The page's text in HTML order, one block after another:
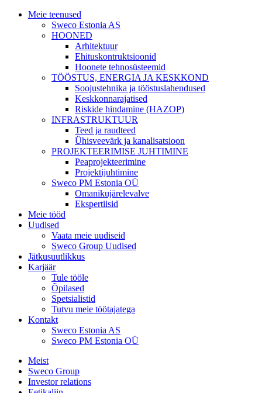
Meie teenused
Sweco Estonia AS
HOONED
Arhitektuur
Ehituskontruktsioonid
Hoonete tehnosüsteemid
TÖÖSTUS, ENERGIA JA KESKKOND
Soojustehnika ja tööstuslahendused
Keskkonnarajatised
Riskide hindamine (HAZOP)
INFRASTRUKTUUR
Teed ja raudteed
Ühisveevärk ja kanalisatsioon
PROJEKTEERIMISE JUHTIMINE
Peaprojekteerimine
Projektijuhtimine
Sweco PM Estonia OÜ
Omanikujärelevalve
Ekspertiisid
Meie tööd
Uudised
Vaata meie uudiseid
Sweco Group Uudised
Jätkusuutlikkus
Karjäär
Tule tööle
Õpilased
Spetsialistid
Tutvu meie töötajatega
Kontakt
Sweco Estonia AS
Sweco PM Estonia OÜ
Meist
Sweco Group
Investor relations